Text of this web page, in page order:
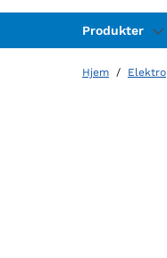
Produkter
Hjem / Elektro